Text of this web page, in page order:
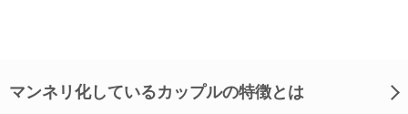
マンネリ化しているカップルの特徴とは